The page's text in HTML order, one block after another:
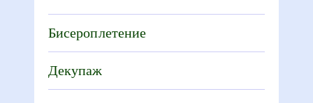
Бисероплетение
Декупаж